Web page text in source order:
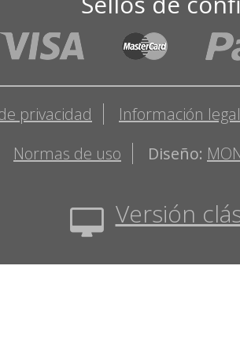
privacidad
Información legal
Normas de uso
Diseño:
Versión